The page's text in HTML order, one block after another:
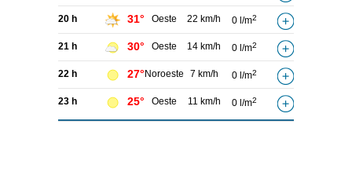
20 h 31° Oeste 22 km/h 0 l/m2
21 h 30° Oeste 14 km/h 0 l/m2
22 h 27° Noroeste 7 km/h 0 l/m2
23 h 25° Oeste 11 km/h 0 l/m2